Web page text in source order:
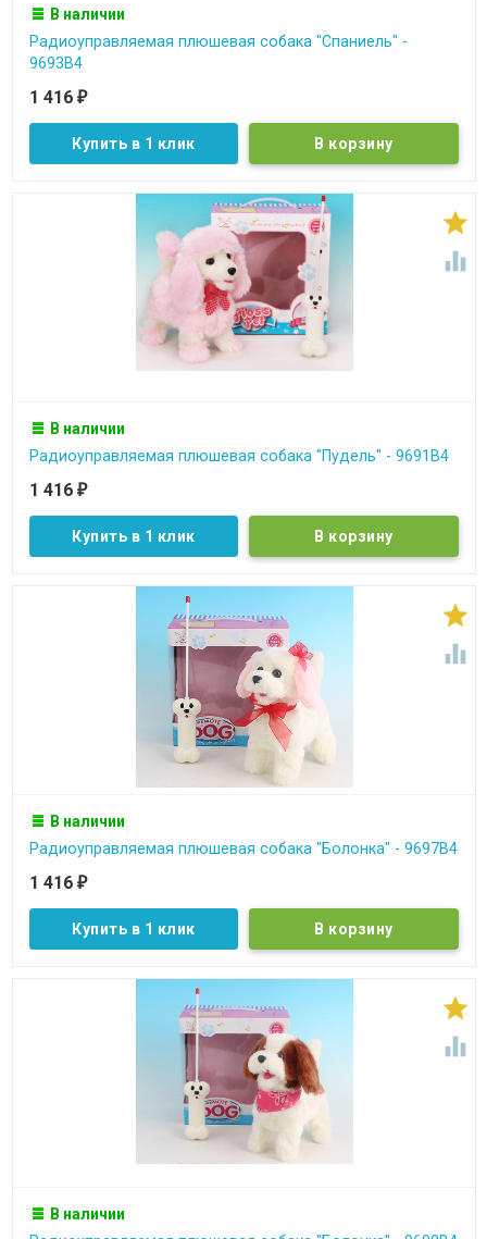
В наличии
Радиоуправляемая плюшевая собака "Спаниель" -
9693B4
1 416 ₽
Купить в 1 клик


В наличии
Радиоуправляемая плюшевая собака "Пудель" - 9691B4
1 416 ₽
Купить в 1 клик


В наличии
Радиоуправляемая плюшевая собака "Болонка" - 9697B4
1 416 ₽
Купить в 1 клик


В наличии